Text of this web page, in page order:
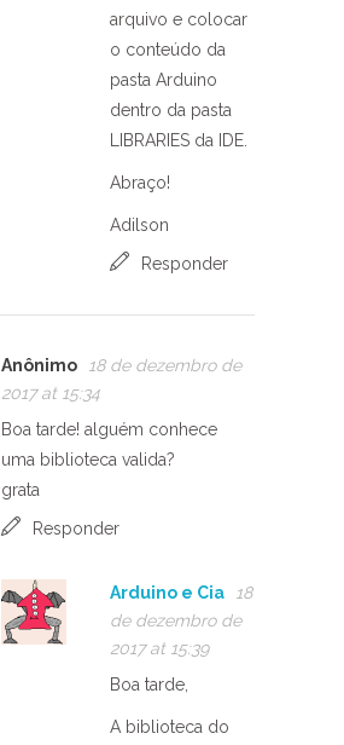
arquivo e colocar
o conteúdo da
pasta Arduino
dentro da pasta
LIBRARIES da IDE.
Abraço!
Adilson
Responder
Anônimo
18 de dezembro de
2017 at 15:34
Boa tarde! alguém conhece
uma biblioteca valida?
grata
Responder
Arduino e Cia
18
de dezembro de
2017 at 15:39
Boa tarde,
A biblioteca do